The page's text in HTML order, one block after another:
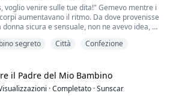
voglio venire sulle tue dita!" Gemevo mentre i
aumentavano il ritmo. Da dove provenisse
donna sicura e sensuale, non ne avevo idea, ma
nel mio orecchio mentre aumenta la pressione
mano,...
segreto Città Confezione
il Padre del Mio Bambino
·Completato ·Sunscar